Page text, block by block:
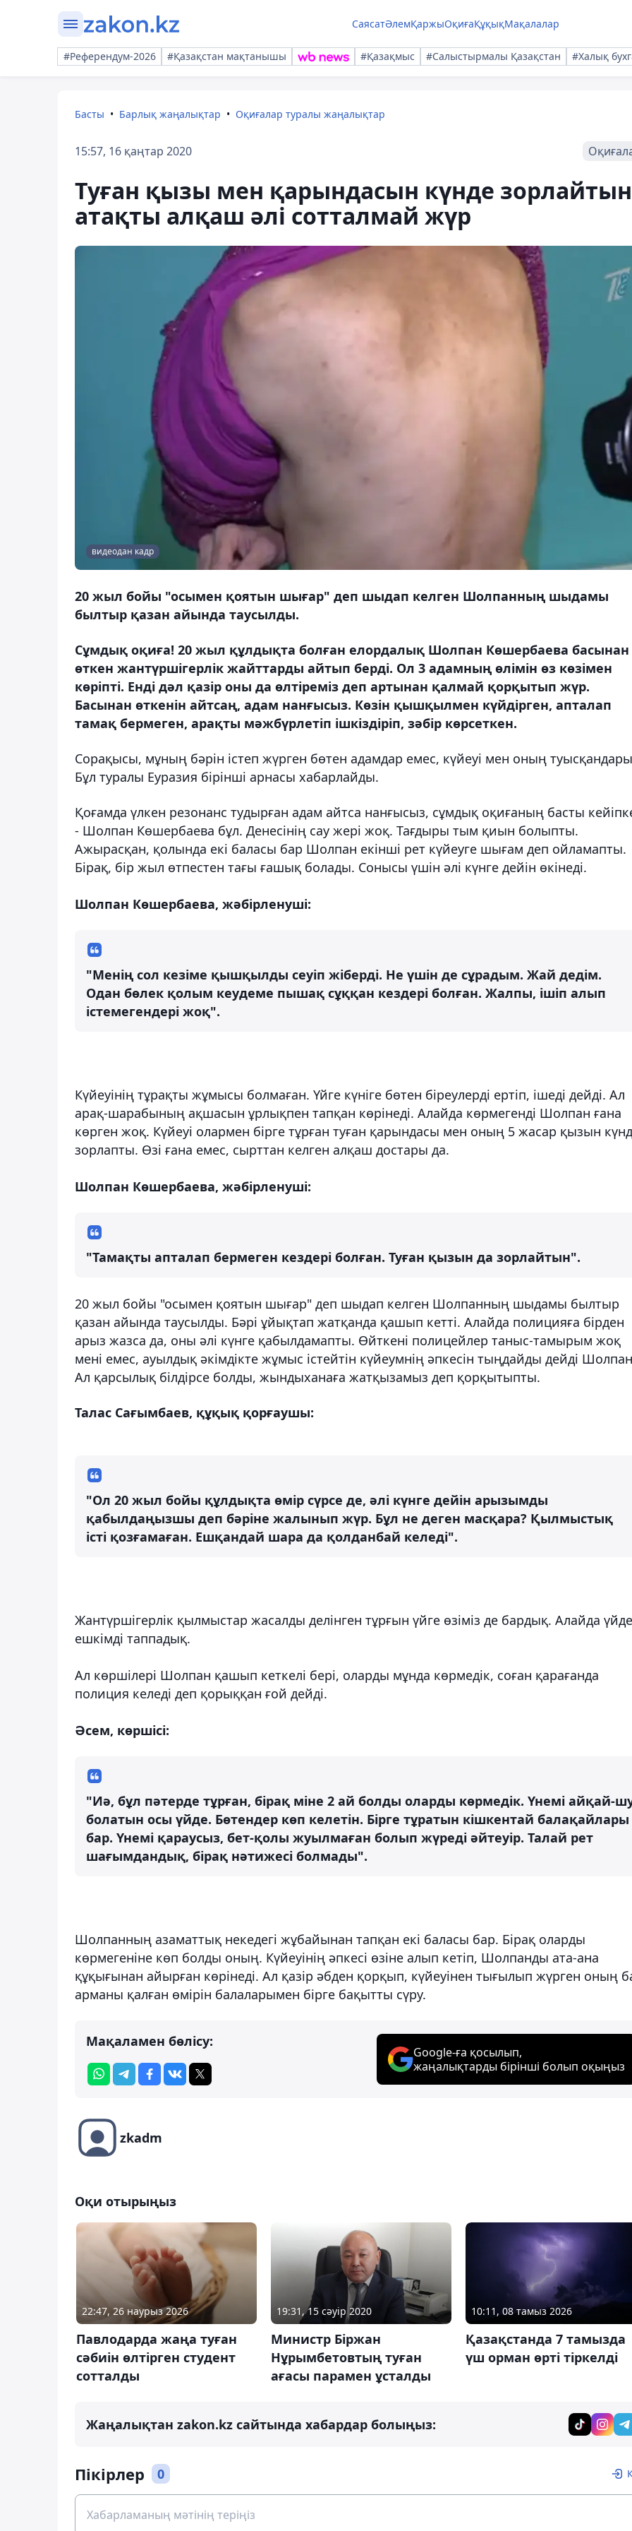
СаясатӘлемҚаржыОқиғаҚұқықМақалалар
#Референдум-2026 #Қазақстан мақтанышы #Қазақмыс #Салыстырмалы Қазақстан #Халық
Басты Барлық жаңалықтар Оқиғалар туралы жаңалықтар
15:57, 16 қаңтар 2020
Туған қызы мен қарындасын күнде зорлайтын
атақты алқаш әлі сотталмай жүр
видеодан кадр
20 жыл бойы "осымен қоятын шығар" деп шыдап келген Шолпанның шыдамы
былтыр қазан айында таусылды.
Сұмдық оқиға! 20 жыл құлдықта болған елордалық Шолпан Көшербаева басынан
өткен жантүршігерлік жайттарды айтып берді. Ол 3 адамның өлімін өз көзімен
көріпті. Енді дәл қазір оны да өлтіреміз деп артынан қалмай қорқытып жүр.
Басынан өткенін айтсаң, адам нанғысыз. Көзін қышқылмен күйдірген, апталап
тамақ бермеген, арақты мәжбүрлетіп ішкіздіріп, зәбір көрсеткен.
Сорақысы, мұның бәрін істеп жүрген бөтен адамдар емес, күйеуі мен оның
Бұл туралы Еуразия бірінші арнасы хабарлайды.
Қоғамда үлкен резонанс тудырған адам айтса нанғысыз, сұмдық оқиғаның басты
- Шолпан Көшербаева бұл. Денесінің сау жері жоқ. Тағдыры тым қиын болыпты.
Ажырасқан, қолында екі баласы бар Шолпан екінші рет күйеуге шығам деп ойламапты.
Бірақ, бір жыл өтпестен тағы ғашық болады. Сонысы үшін әлі күнге дейін өкінеді.
Шолпан Көшербаева, жәбірленуші:
"Менің сол кезіме қышқылды сеуіп жіберді. Не үшін де сұрадым. Жай дедім.
Одан бөлек қолым кеудеме пышақ сұққан кездері болған. Жалпы, ішіп алып
істемегендері жоқ".
Күйеуінің тұрақты жұмысы болмаған. Үйге күніге бөтен біреулерді ертіп, ішеді дейді. Ал
арақ-шарабының ақшасын ұрлықпен тапқан көрінеді. Алайда көрмегенді Шолпан ғана
көрген жоқ. Күйеуі олармен бірге тұрған туған қарындасы мен оның 5 жасар қызын
зорлапты. Өзі ғана емес, сырттан келген алқаш достары да.
Шолпан Көшербаева, жәбірленуші:
"Тамақты апталап бермеген кездері болған. Туған қызын да зорлайтын".
20 жыл бойы "осымен қоятын шығар" деп шыдап келген Шолпанның шыдамы былтыр
қазан айында таусылды. Бәрі ұйықтап жатқанда қашып кетті. Алайда полицияға бірден
арыз жазса да, оны әлі күнге қабылдамапты. Өйткені полицейлер таныс-тамырым жоқ
мені емес, ауылдық әкімдікте жұмыс істейтін күйеумнің әпкесін тыңдайды дейді
Ал қарсылық білдірсе болды, жындыханаға жатқызамыз деп қорқытыпты.
Талас Сағымбаев, құқық қорғаушы:
"Ол 20 жыл бойы құлдықта өмір сүрсе де, әлі күнге дейін арызымды
қабылдаңызшы деп бәріне жалынып жүр. Бұл не деген масқара? Қылмыстық
істі қозғамаған. Ешқандай шара да қолданбай келеді".
Жантүршігерлік қылмыстар жасалды делінген тұрғын үйге өзіміз де бардық. Алайда
ешкімді таппадық.
Ал көршілері Шолпан қашып кеткелі бері, оларды мұнда көрмедік, соған қарағанда
полиция келеді деп қорыққан ғой дейді.
Әсем, көршісі:
"Иә, бұл пәтерде тұрған, бірақ міне 2 ай болды оларды көрмедік. Үнемі айқай-
болатын осы үйде. Бөтендер көп келетін. Бірге тұратын кішкентай балақайлары
бар. Үнемі қараусыз, бет-қолы жуылмаған болып жүреді әйтеуір. Талай рет
шағымдандық, бірақ нәтижесі болмады".
Шолпанның азаматтық некедегі жұбайынан тапқан екі баласы бар. Бірақ оларды
көрмегеніне көп болды оның. Күйеуінің әпкесі өзіне алып кетіп, Шолпанды ата-ана
құқығынан айырған көрінеді. Ал қазір әбден қорқып, күйеуінен тығылып жүрген оның
арманы қалған өмірін балаларымен бірге бақытты сүру.
Мақаламен бөлісу:
Google-ға қосылып,
жаңалықтарды бірінші болып оқыңыз
zkadm
Оқи отырыңыз
22:47, 26 наурыз 2026
Павлодарда жаңа туған
сәбиін өлтірген студент
сотталды
19:31, 15 сәуір 2020
Министр Біржан
Нұрымбетовтың туған
ағасы парамен ұсталды
10:11, 08 тамыз 2026
Қазақстанда 7 тамызда
үш орман өрті тіркелді
Жаңалықтан zakon.kz сайтында хабардар болыңыз:
Пікірлер 0